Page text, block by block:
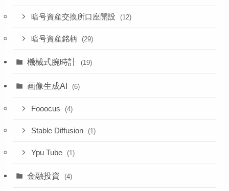
暗号資産交換所口座開設 (12)
暗号資産銘柄 (29)
機械式腕時計 (19)
画像生成AI (6)
Fooocus (4)
Stable Diffusion (1)
Ypu Tube (1)
金融投資 (4)